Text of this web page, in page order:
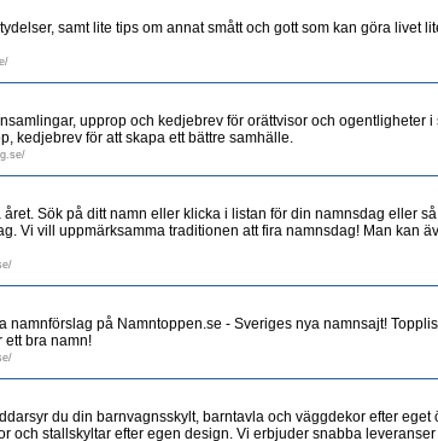
samt lite tips om annat smått och gott som kan göra livet
upprop och kedjebrev för orättvisor och ogentligheter
kedjebrev för att skapa ett bättre samhälle.
Sök på ditt namn eller klicka i listan för din namnsdag eller
Vi vill uppmärksamma traditionen att fira namnsdag! Man kan
namnförslag på Namntoppen.se - Sveriges nya namnsajt!
ett bra namn!
du din barnvagnsskylt, barntavla och väggdekor efter eget
och stallskyltar efter egen design. Vi erbjuder snabba